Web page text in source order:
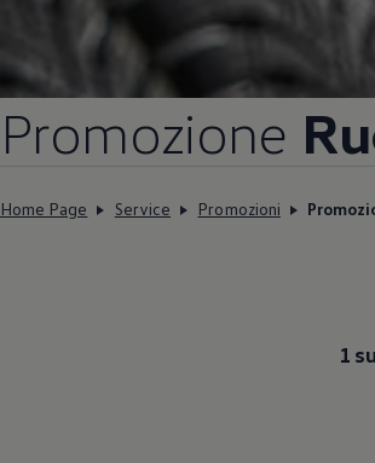
Promozione
Home Page Service Promozioni
1